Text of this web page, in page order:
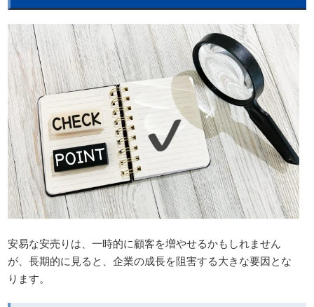
安易な安売りは、一時的に顧客を増やせるかもしれません
が、長期的に見ると、企業の成長を阻害する大きな要因とな
ります。